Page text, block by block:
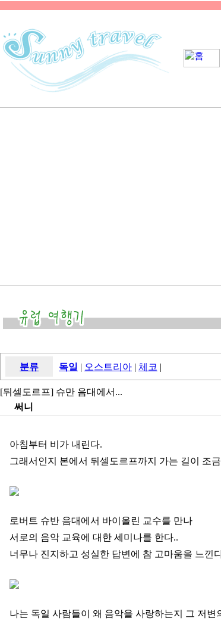
분류 독일 | 오스트리아 | 체코 |
[뒤셀도르프] 슈만 음대에서...
써니
아침부터 비가 내린다.
그래서인지 본에서 뒤셀도르프까지 가는 길이 조
로버트 슈반 음대에서 바이올린 교수를 만나
서로의 음악 교육에 대한 세미나를 한다..
너무나 진지하고 성실한 답변에 참 고마움을 느낀
나는 독일 사람들이 왜 음악을 사랑하는지 그 저변